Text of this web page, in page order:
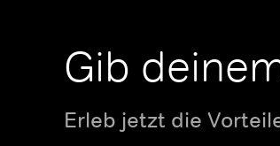
Gib
Erleb jetzt die